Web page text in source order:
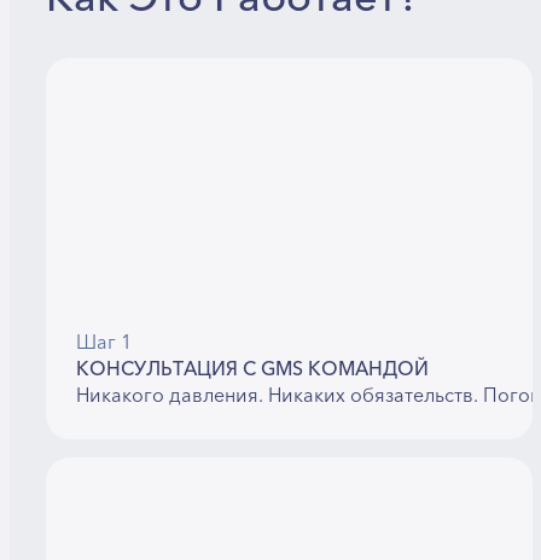
Шаг 1
КОНСУЛЬТАЦИЯ С GMS КОМАНДОЙ
Никакого давления. Никаких обязательств.